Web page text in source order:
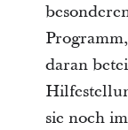
daran
sie noch